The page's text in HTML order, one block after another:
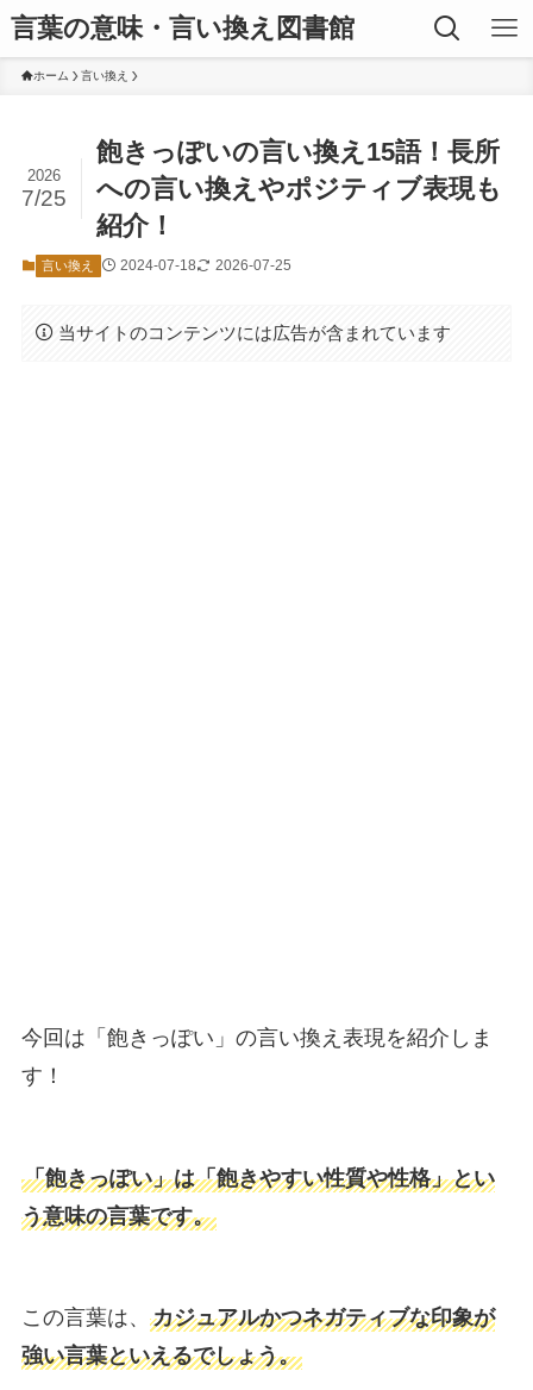
言葉の意味・言い換え図書館
ホーム 言い換え
飽きっぽいの言い換え15語！長所
への言い換えやポジティブ表現も
紹介！
2026
7/25
言い換え 2024-07-18 2026-07-25
当サイトのコンテンツには広告が含まれています
今回は「飽きっぽい」の言い換え表現を紹介しま
す！
「飽きっぽい」は「飽きやすい性質や性格」とい
う意味の言葉です。
この言葉は、 カジュアルかつネガティブな印象が
強い言葉といえるでしょう。